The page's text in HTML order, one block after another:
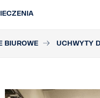
BIUROWE UCHWYTY